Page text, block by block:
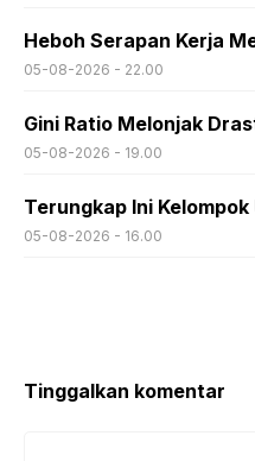
Heboh Serapan Kerja
05-08-2026 - 22.00
Gini Ratio Melonjak
05-08-2026 - 19.00
Terungkap Ini
05-08-2026 - 16.00
Tinggalkan komentar